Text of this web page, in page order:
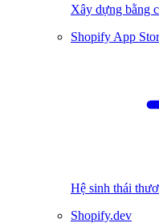
Xây dựng bằng
Shopify App
Hệ sinh thái
Shopify.dev